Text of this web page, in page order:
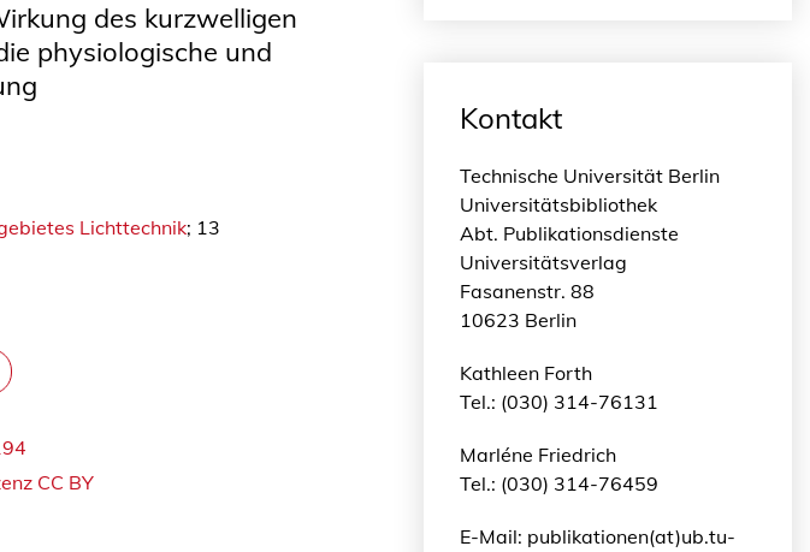
des kurzwelligen
physiologische und
Lichttechnik; 13
CC BY
Kontakt
Technische Universität Berlin
Universitätsbibliothek
Abt. Publikationsdienste
Universitätsverlag
Fasanenstr. 88
10623 Berlin
Kathleen Forth
Tel.: (030) 314-76131
Marléne Friedrich
Tel.: (030) 314-76459
E-Mail: publikationen(at)ub.tu-